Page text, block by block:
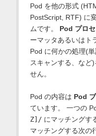
Pod を他の形式
PostScript, RTF) に
ムです。 Pod プロ
ーマッタあるいはト
Pod に何かの処理(
スキャンする、など
せん。
Pod の内容は Pod
ています。 一つの
Z]/にマッチングす
マッチングする次の